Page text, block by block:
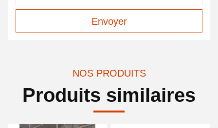
Envoyer
NOS PRODUITS
Produits similaires